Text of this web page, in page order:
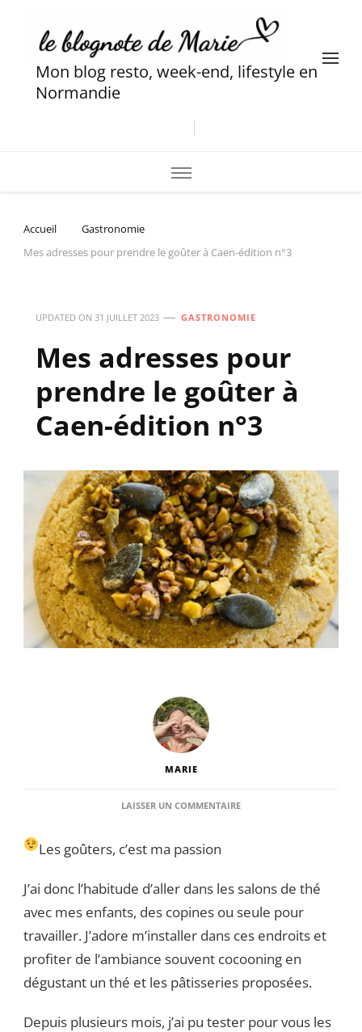
Mon blog resto, week-end, lifestyle en
Normandie
Accueil
Gastronomie
Mes adresses pour prendre le goûter à Caen-édition n°3
UPDATED ON 31 JUILLET 2023 GASTRONOMIE
Mes adresses pour
prendre le goûter à
Caen-édition n°3
MARIE
LAISSER UN COMMENTAIRESUR
GOÛTER
À
ÉDITION
N°3
Les goûters, c’est ma passion
J’ai donc l’habitude d’aller dans les salons de thé
avec mes enfants, des copines ou seule pour
travailler. J’adore m’installer dans ces endroits et
profiter de l’ambiance souvent cocooning en
dégustant un thé et les pâtisseries proposées.
Depuis plusieurs mois, j’ai pu tester pour vous les